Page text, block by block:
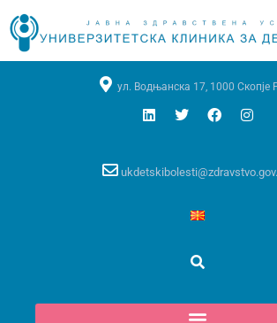
ул. Водњанска 17, 1000 Скопје